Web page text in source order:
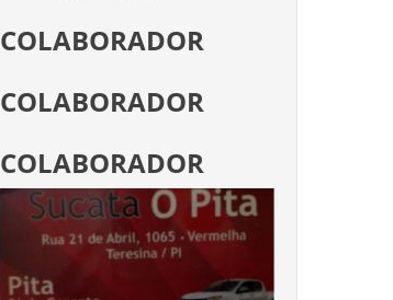
COLABORADOR
COLABORADOR
COLABORADOR